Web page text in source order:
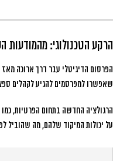
הרקע הטכנולוגי: מהמודעות
הפרסום הדיגיטלי עבר דרך ארוכה
שאפשרו למפרסמים להגיע לקהלים
הרגולציה החדשה בתחום הפרטיות, כמו GDPR ו-iOS 14.5, אילצה את התעשייה לחפש פתרונות חדשניים.
על יכולות המיקוד שלהם, מה שהוביל